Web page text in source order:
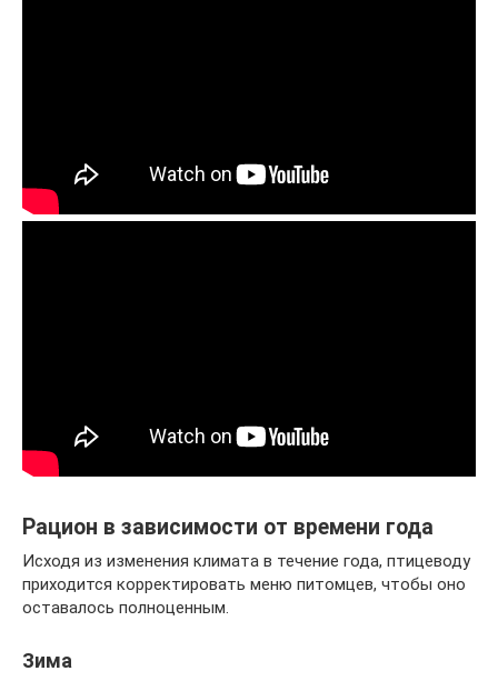
Рацион в зависимости от времени года
Исходя из изменения климата в течение года, птицеводу
приходится корректировать меню питомцев, чтобы оно
оставалось полноценным.
Зима